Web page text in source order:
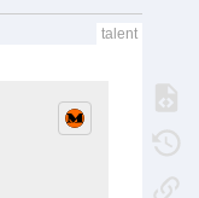
talent